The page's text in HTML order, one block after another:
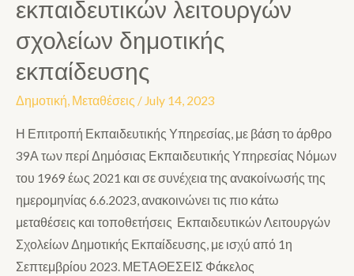
εκπαιδευτικών λειτουργών
σχολείων δημοτικής
εκπαίδευσης
Δημοτική, Μεταθέσεις / July 14, 2023
Η Επιτροπή Εκπαιδευτικής Υπηρεσίας, με βάση το άρθρο
39Α των περί Δημόσιας Εκπαιδευτικής Υπηρεσίας Νόμων
του 1969 έως 2021 και σε συνέχεια της ανακοίνωσής της
ημερομηνίας 6.6.2023, ανακοινώνει τις πιο κάτω
μεταθέσεις και τοποθετήσεις Εκπαιδευτικών Λειτουργών
Σχολείων Δημοτικής Εκπαίδευσης, με ισχύ από 1η
Σεπτεμβρίου 2023. ΜΕΤΑΘΕΣΕΙΣ Φάκελος